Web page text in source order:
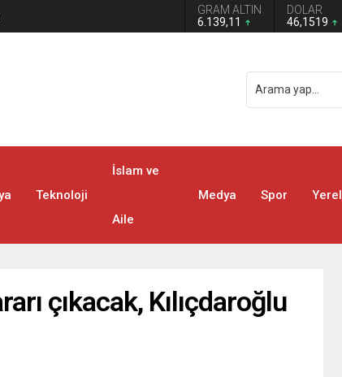
GRAM ALTIN
6.139,11
DOLAR
46,1519
Teknoloji
İslam ve
Aile
Medya Spor Yerel
çıkacak, Kılıçdaroğlu